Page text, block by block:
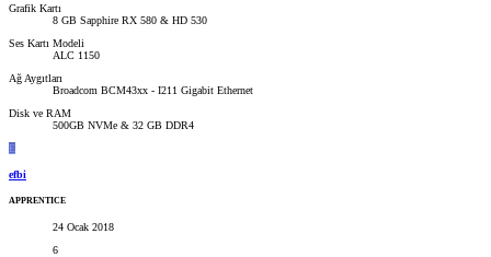
Grafik Kartı
8 GB Sapphire RX 580 & HD 530
Ses Kartı Modeli
ALC 1150
Ağ Aygıtları
Broadcom BCM43xx - I211 Gigabit Ethernet
Disk ve RAM
500GB NVMe & 32 GB DDR4
E
efbi
APPRENTICE
24 Ocak 2018
6